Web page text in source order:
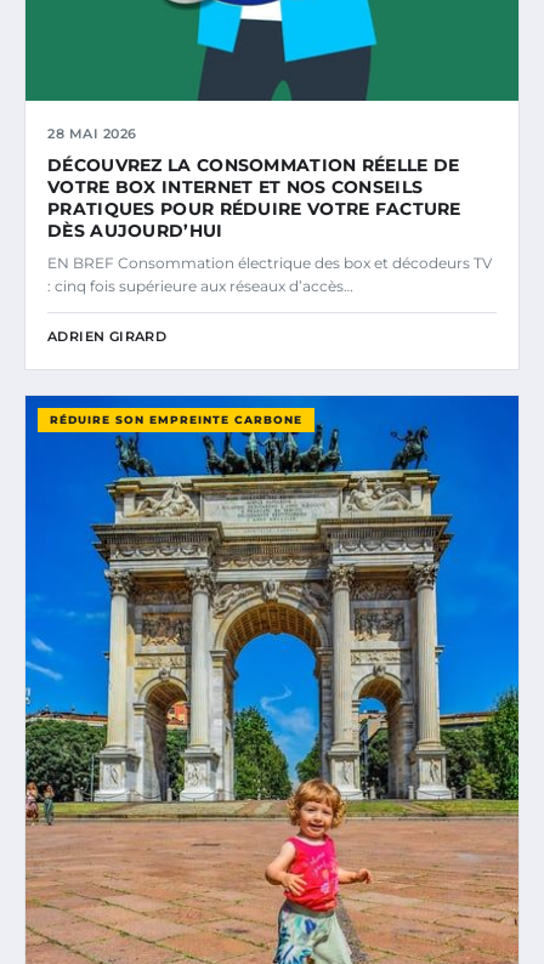
28 MAI 2026
DÉCOUVREZ LA CONSOMMATION RÉELLE DE
VOTRE BOX INTERNET ET NOS CONSEILS
PRATIQUES POUR RÉDUIRE VOTRE FACTURE
DÈS AUJOURD’HUI
EN BREF Consommation électrique des box et décodeurs TV
: cinq fois supérieure aux réseaux d’accès…
ADRIEN GIRARD
RÉDUIRE SON EMPREINTE CARBONE